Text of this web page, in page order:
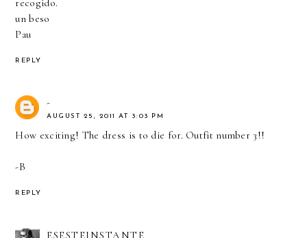
un beso
Pau
REPLY
-
AUGUST 25, 2011 AT 3:03 PM
How exciting! The dress is to die for. Outfit number 3!!
-B
REPLY
ESESTEINSTANTE